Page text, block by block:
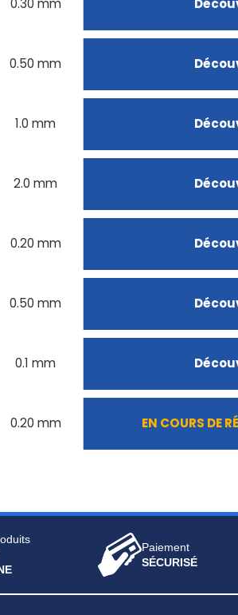
0.30 mm
0.50 mm
1.0 mm
2.0 mm
0.20 mm
0.50 mm
0.1 mm
0.20 mm EN COURS DE
Paiement
SÉCURISÉ